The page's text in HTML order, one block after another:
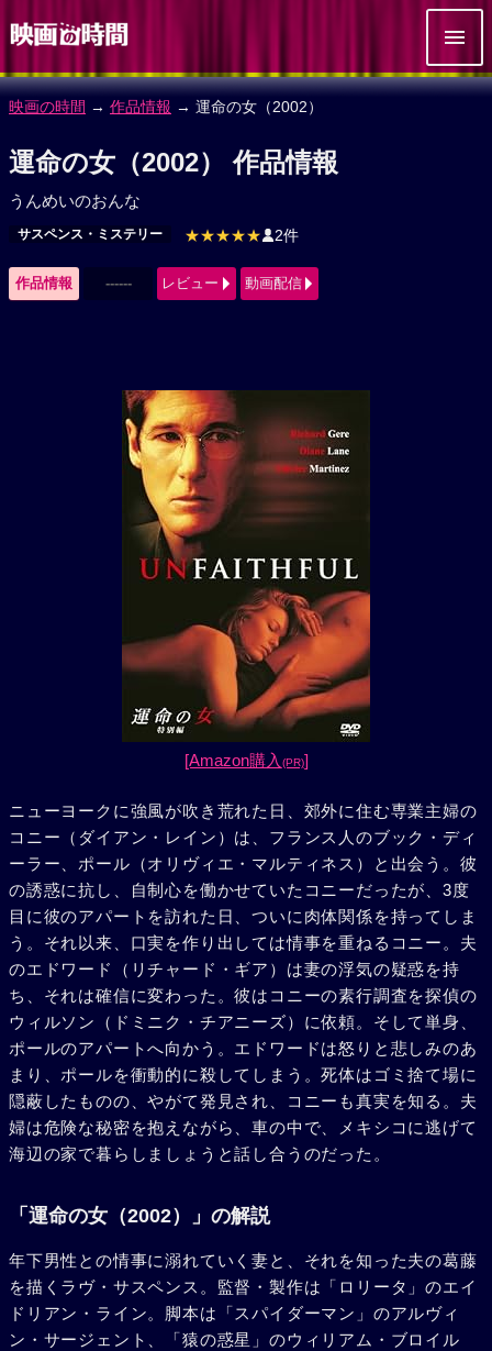
映画の時間 → 作品情報 → 運命の女（2002）
運命の女（2002） 作品情報
うんめいのおんな
サスペンス・ミステリー ★★★★★ 2件
作品情報 ------ レビュー 動画配信
[Amazon購入 (PR)]
ニューヨークに強風が吹き荒れた日、郊外に住む専業主婦の
コニー（ダイアン・レイン）は、フランス人のブック・ディ
ーラー、ポール（オリヴィエ・マルティネス）と出会う。彼
の誘惑に抗し、自制心を働かせていたコニーだったが、3度
目に彼のアパートを訪れた日、ついに肉体関係を持ってしま
う。それ以来、口実を作り出しては情事を重ねるコニー。夫
のエドワード（リチャード・ギア）は妻の浮気の疑惑を持
ち、それは確信に変わった。彼はコニーの素行調査を探偵の
ウィルソン（ドミニク・チアニーズ）に依頼。そして単身、
ポールのアパートへ向かう。エドワードは怒りと悲しみのあ
まり、ポールを衝動的に殺してしまう。死体はゴミ捨て場に
隠蔽したものの、やがて発見され、コニーも真実を知る。夫
婦は危険な秘密を抱えながら、車の中で、メキシコに逃げて
海辺の家で暮らしましょうと話し合うのだった。
「運命の女（2002）」の解説
年下男性との情事に溺れていく妻と、それを知った夫の葛藤
を描くラヴ・サスペンス。監督・製作は「ロリータ」のエイ
ドリアン・ライン。脚本は「スパイダーマン」のアルヴィ
ン・サージェント、「猿の惑星」のウィリアム・ブロイル